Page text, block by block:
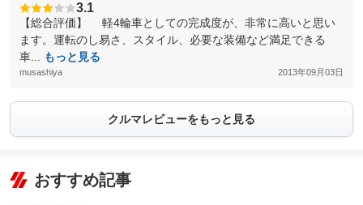
3.1
【総合評価】 軽4輪車としての完成度が、非常に高いと思い
ます。運転のし易さ、スタイル、必要な装備など満足できる
車...
もっと見る
musashiya 2013年09月03日
クルマレビューをもっと見る
おすすめ記事